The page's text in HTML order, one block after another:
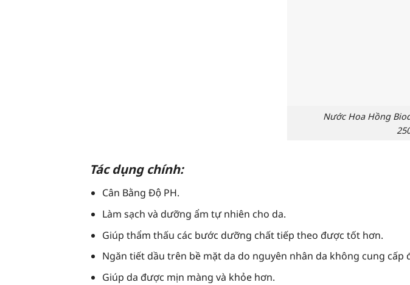
Nước Hoa Hồng
Tác dụng chính:
Cân Bằng Độ PH.
Làm sạch và dưỡng ẩm tự nhiên cho da.
Giúp thẩm thấu các bước dưỡng chất tiếp theo được tốt hơn.
Ngăn tiết dầu trên bề mặt da do nguyên nhân da không cung cấp
Giúp da được mịn màng và khỏe hơn.